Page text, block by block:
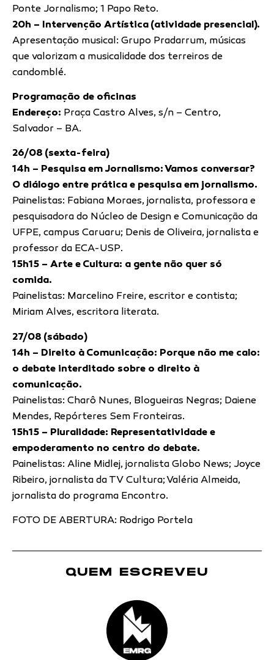
Ponte Jornalismo; 1 Papo Reto.
20h – Intervenção Artística (atividade presencial).
Apresentação musical: Grupo Pradarrum, músicas
que valorizam a musicalidade dos terreiros de
candomblé.
Programação de oficinas
Endereço: Praça Castro Alves, s/n – Centro,
Salvador – BA.
26/08 (sexta-feira)
14h – Pesquisa em Jornalismo: Vamos conversar?
O diálogo entre prática e pesquisa em jornalismo.
Painelistas: Fabiana Moraes, jornalista, professora e
pesquisadora do Núcleo de Design e Comunicação da
UFPE, campus Caruaru; Denis de Oliveira, jornalista e
professor da ECA-USP.
15h15 – Arte e Cultura: a gente não quer só
comida.
Painelistas: Marcelino Freire, escritor e contista;
Miriam Alves, escritora literata.
27/08 (sábado)
14h – Direito à Comunicação: Porque não me calo:
o debate interditado sobre o direito à
comunicação.
Painelistas: Charô Nunes, Blogueiras Negras; Daiene
Mendes, Repórteres Sem Fronteiras.
15h15 – Pluralidade: Representatividade e
empoderamento no centro do debate.
Painelistas: Aline Midlej, jornalista Globo News; Joyce
Ribeiro, jornalista da TV Cultura; Valéria Almeida,
jornalista do programa Encontro.
FOTO DE ABERTURA: Rodrigo Portela
QUEM ESCREVEU